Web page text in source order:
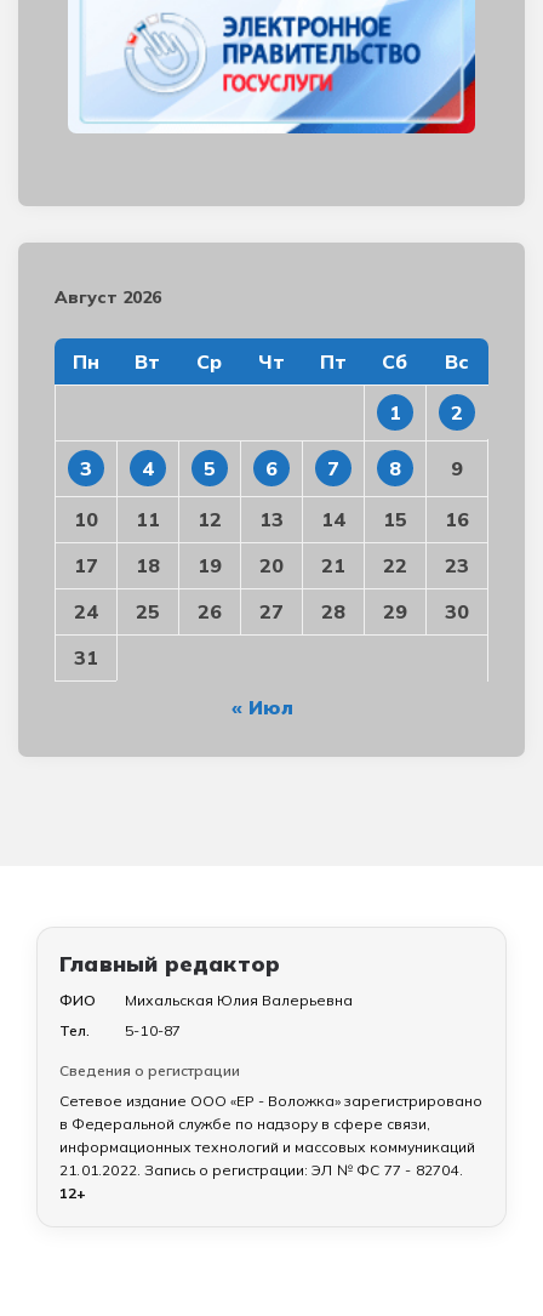
Август 2026
Пн Вт Ср Чт Пт Сб Вс
1 2
3 4 5 6 7 8 9
10 11 12 13 14 15
16
17
18 19 20 21 22
23
24
25 26 27 28 29
30
31
« Июл
Главный редактор
ФИО
Михальская Юлия Валерьевна
Тел.
5-10-87
Сведения о регистрации
Сетевое издание ООО «ЕР - Воложка» зарегистрировано
в Федеральной службе по надзору в сфере связи,
информационных технологий и массовых коммуникаций
21.01.2022. Запись о регистрации: ЭЛ № ФС 77 - 82704.
12+